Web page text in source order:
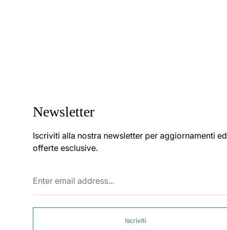
Newsletter
Iscriviti alla nostra newsletter per aggiornamenti ed
offerte esclusive.
email
Iscriviti